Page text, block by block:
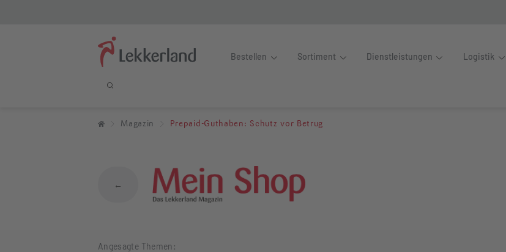
Bestellen Sortiment Dienstleistungen Logistik
Prepaid-Guthaben: Schutz vor Betrug
Magazin Prepaid-Guthaben: Schutz vor Betrug
←
Angesagte Themen: